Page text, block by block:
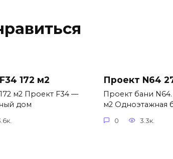
172 м2
м2 Проект F34 —
дом
Проект N64
Проект бани
м2 Одноэтажная
0 3.3к.